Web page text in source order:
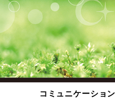
コミュニケーショ